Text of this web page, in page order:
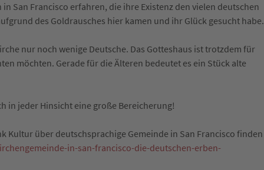
San Francisco erfahren, die ihre Existenz den vielen deutschen
des Goldrausches hier kamen und ihr Glück gesucht habe.
nur noch wenige Deutsche. Das Gotteshaus ist trotzdem für
möchten. Gerade für die Älteren bedeutet es ein Stück alte
in jeder Hinsicht eine große Bereicherung!
Kultur über deutschsprachige Gemeinde in San Francisco finden
in-san-francisco-die-deutschen-erben-